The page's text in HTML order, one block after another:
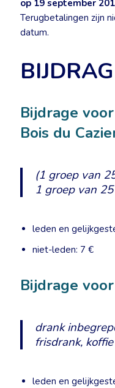
op 19 september
Terugbetalingen zijn
datum.
Bijdrage
Bois du
(1 groep van
1 groep van
leden en
niet-leden: 7 €
Bijdrage
drank
frisdrank, koffie
leden en